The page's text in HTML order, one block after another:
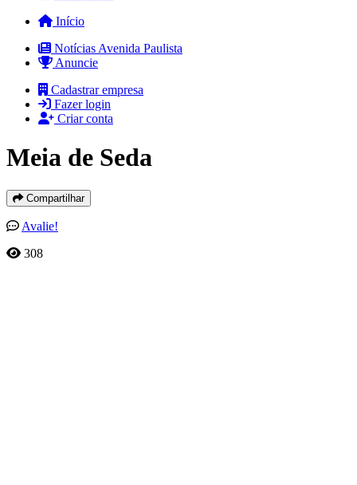
Início
Notícias Avenida Paulista
Anuncie
Cadastrar empresa
Fazer login
Criar conta
Meia de Seda
Compartilhar
Avalie!
308